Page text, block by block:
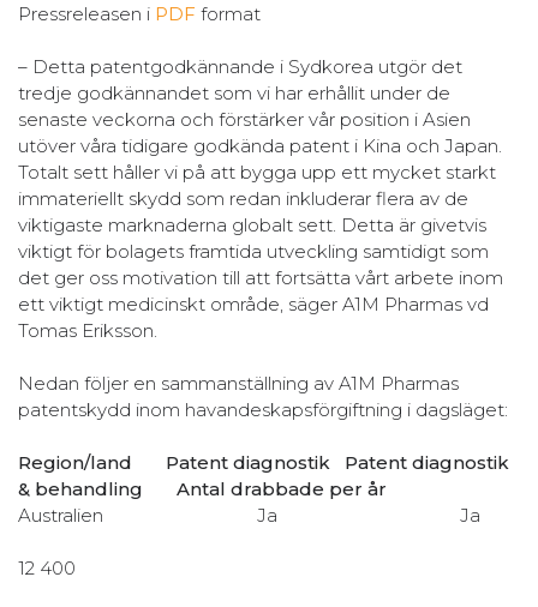
Pressreleasen i PDF format
– Detta patentgodkännande i Sydkorea utgör det
tredje godkännandet som vi har erhållit under de
senaste veckorna och förstärker vår position i Asien
utöver våra tidigare godkända patent i Kina och Japan.
Totalt sett håller vi på att bygga upp ett mycket starkt
immateriellt skydd som redan inkluderar flera av de
viktigaste marknaderna globalt sett. Detta är givetvis
viktigt för bolagets framtida utveckling samtidigt som
det ger oss motivation till att fortsätta vårt arbete inom
ett viktigt medicinskt område, säger A1M Pharmas vd
Tomas Eriksson.
Nedan följer en sammanställning av A1M Pharmas
patentskydd inom havandeskapsförgiftning i dagsläget:
Region/land Patent diagnostik Patent diagnostik
& behandling Antal drabbade per år
Australien Ja Ja
12 400